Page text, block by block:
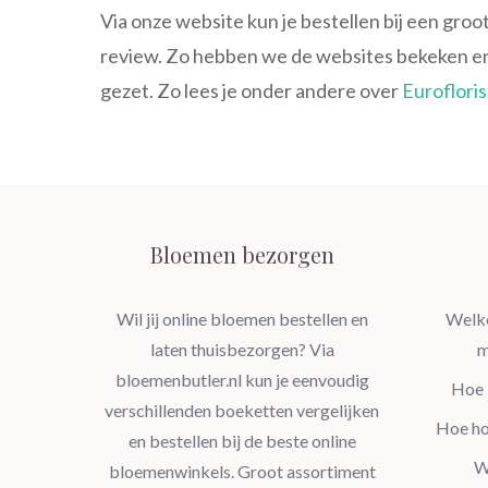
Via onze website kun je bestellen bij een
review. Zo hebben we de websites bekeken
gezet. Zo lees je onder andere over
Bloemen bezorgen
Wil jij online bloemen bestellen en
laten thuisbezorgen? Via
bloemenbutler.nl kun je eenvoudig
verschillenden boeketten vergelijken
en bestellen bij de beste online
bloemenwinkels. Groot assortiment
Hoe
Hoe